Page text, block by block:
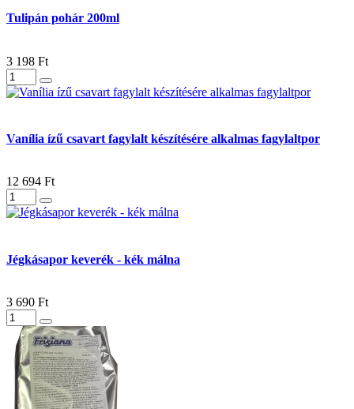
Tulipán pohár 200ml
3 198 Ft
Vanília ízű csavart fagylalt készítésére alkalmas fagylaltpor
12 694 Ft
Jégkásapor keverék - kék málna
3 690 Ft